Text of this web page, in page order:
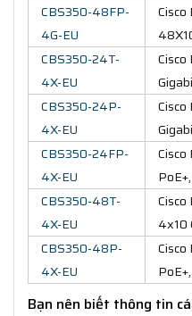
CBS350-48FP-
4G-EU
CBS350-24T-
4X-EU
CBS350-24P-
4X-EU
CBS350-24FP-
4X-EU
CBS350-48T-
4X-EU
4x10
CBS350-48P-
4X-EU
Bạn nên biết thông tin